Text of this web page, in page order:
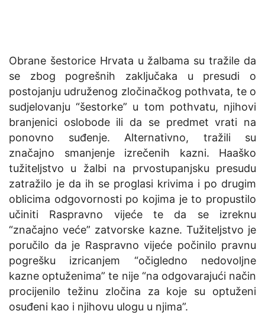
Obrane šestorice Hrvata u žalbama su tražile da
se zbog pogrešnih zaključaka u presudi o
postojanju udruženog zločinačkog pothvata, te o
sudjelovanju “šestorke” u tom pothvatu, njihovi
branjenici oslobode ili da se predmet vrati na
ponovno suđenje. Alternativno, tražili su
značajno smanjenje izrečenih kazni. Haaško
tužiteljstvo u žalbi na prvostupanjsku presudu
zatražilo je da ih se proglasi krivima i po drugim
oblicima odgovornosti po kojima je to propustilo
učiniti Raspravno vijeće te da se izreknu
“značajno veće” zatvorske kazne. Tužiteljstvo je
poručilo da je Raspravno vijeće počinilo pravnu
pogrešku izricanjem “očigledno nedovoljne
kazne optuženima” te nije “na odgovarajući način
procijenilo težinu zločina za koje su optuženi
osuđeni kao i njihovu ulogu u njima”.